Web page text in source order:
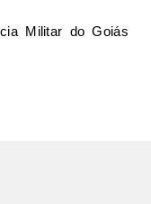
Militar do Goiás